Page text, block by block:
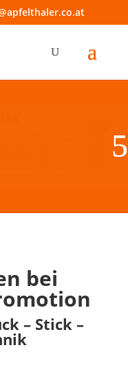
bei
– Stick –